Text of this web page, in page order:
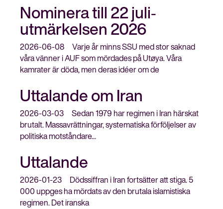
Nominera till 22 juli‐
utmärkelsen 2026
2026-06-08
Varje år minns SSU med stor saknad
våra vänner i AUF som mördades på Utøya. Våra
kamrater är döda, men deras idéer om de
Uttalande om Iran
2026-03-03
Sedan 1979 har regimen i Iran härskat
brutalt. Massavrättningar, systematiska förföljelser av
politiska motståndare...
Uttalande
2026-01-23
Dödssiffran i Iran fortsätter att stiga. 5
000 uppges ha mördats av den brutala islamistiska
regimen. Det iranska